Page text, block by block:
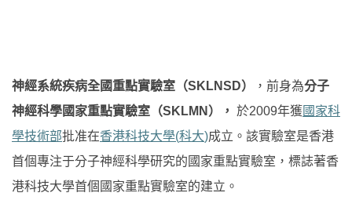
神經系統疾病全國重點實驗室（SKLNSD） ，前身為分子
神經科學國家重點實驗室（SKLMN ）， 於2009年獲 國家科
學技術部批准在香港科技大學(科大)成立。該實驗室是香港
首個專注于分子神經科學研究的國家重點實驗室，標誌著香
港科技大學首個國家重點實驗室的建立。